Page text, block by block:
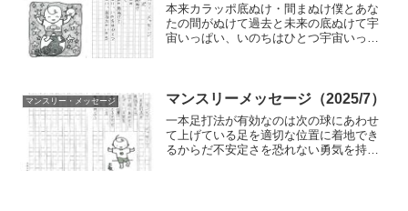
本来カラッポ底ぬけ・間まぬけ僕とあな
たの間がぬけて過去と未来の底ぬけて宇
宙いっぱい、いのちはひとつ宇宙いっぱ
マンスリー・メッセージ マンスリーメッセージ（2025/7）
一本足打法が有効なのは次の球にあわせ
て上げている足を適切な位置に着地でき
るからだ不安定さを恐れない勇気を持と